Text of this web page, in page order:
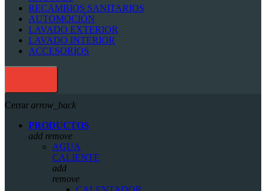
RECAMBIOS SANITARIOS
AUTOMOCIÓN
LAVADO EXTERIOR
LAVADO INTERIOR
ACCESORIOS
Cerrar arrow_back
PRODUCTOS
add remove
AGUA
CALIENTE
add
remove